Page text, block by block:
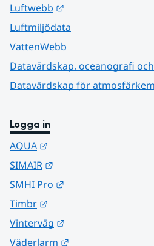
Luftwebb
Luftmiljödata
VattenWebb
Datavärdskap, oceanografi
Datavärdskap för
Logga in
AQUA
SIMAIR
SMHI Pro
Timbr
Vinterväg
Väderlarm